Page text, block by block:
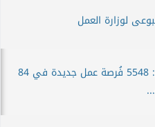
لوزارة العمل
وزارة العمل: 5548 فُرصة عمل جديدة في 84